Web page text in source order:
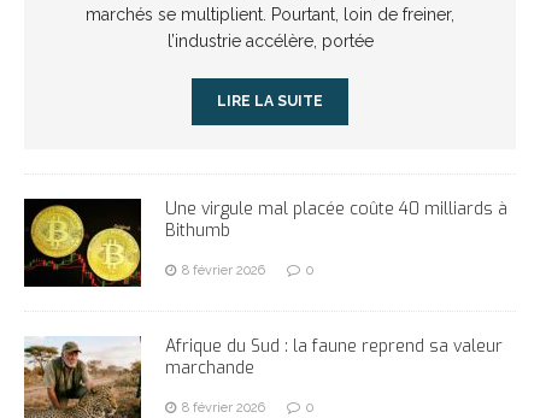
marchés se multiplient. Pourtant, loin de freiner,
l’industrie accélère, portée
LIRE LA SUITE
Une virgule mal placée coûte 40 milliards à
Bithumb
8 février 2026 0
Afrique du Sud : la faune reprend sa valeur
marchande
8 février 2026 0